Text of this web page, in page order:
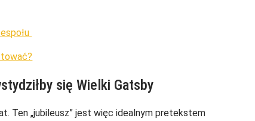
się Wielki Gatsby
Ten „jubileusz” jest więc idealnym pretekstem